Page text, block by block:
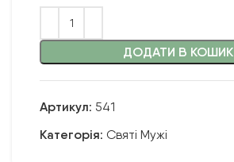
ДОДАТИ В КОШИК
Артикул: 541
Категорія: Святі Мужі